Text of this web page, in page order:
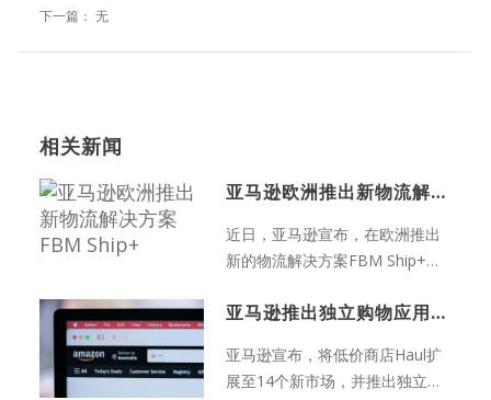
下一篇： 无
相关新闻
亚马逊欧洲推出新物流解决方案FBM Ship+
近日，亚马逊宣布，在欧洲推出
新的物流解决方案FBM Ship+，
亚马逊推出独立购物应用程序Amazon Bazaar
亚马逊宣布，将低价商店Haul扩
展至14个新市场，并推出独立应